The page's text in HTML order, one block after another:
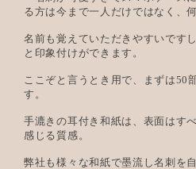
る方は今まで一人だけではなく、
名前も覚えていただきやすいです
と印象付けができます。
ここぞと言うとき用で、まずは50
す。
手漉きの耳付き和紙は、表面はす
感じる質感。
弊社も様々な和紙で墨流し名刺を